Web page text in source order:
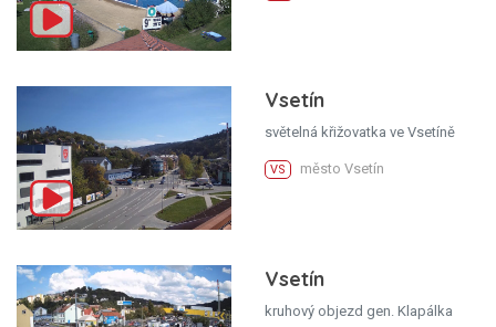
Vsetín
světelná křižovatka ve Vsetíně
VS město Vsetín
Vsetín
kruhový objezd gen. Klapálka